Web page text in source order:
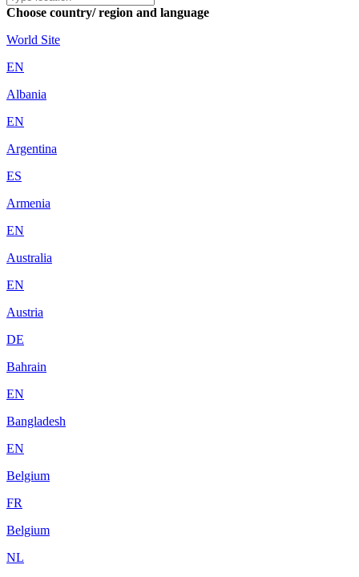
Choose country/ region and language
World Site
EN
Albania
EN
Argentina
ES
Armenia
EN
Australia
EN
Austria
DE
Bahrain
EN
Bangladesh
EN
Belgium
FR
Belgium
NL